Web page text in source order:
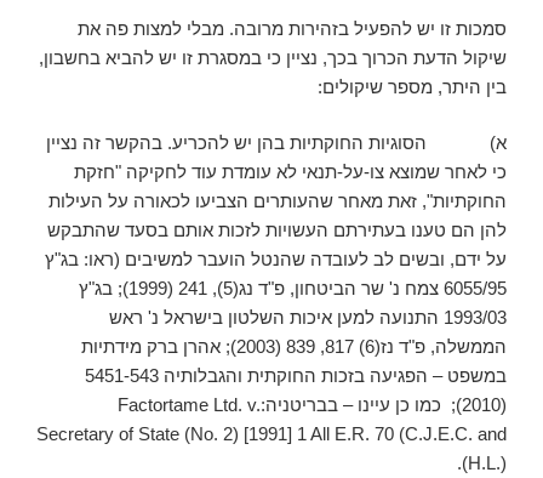
סמכות זו יש להפעיל בזהירות מרובה. מבלי למצות פה את
שיקול הדעת הכרוך בכך, נציין כי במסגרת זו יש להביא בחשבון,
בין היתר, מספר שיקולים:
א) הסוגיות החוקתיות בהן יש להכריע. בהקשר זה נציין
כי לאחר שמוצא צו-על-תנאי לא עומדת עוד לחקיקה "חזקת
החוקתיות", זאת מאחר שהעותרים הצביעו לכאורה על העילות
להן הם טענו בעתירתם העשויות לזכות אותם בסעד שהתבקש
על ידם, ובשים לב לעובדה שהנטל הועבר למשיבים (ראו: בג"ץ
6055/95 צמח נ' שר הביטחון, פ"ד נג(5), 241 (1999); בג"ץ
1993/03 התנועה למען איכות השלטון בישראל נ' ראש
הממשלה, פ"ד נז(6) 817, 839 (2003); אהרן ברק מידתיות
במשפט – הפגיעה בזכות החוקתית והגבלותיה 5451-543
(2010); כמו כן עיינו – בבריטניה:Factortame Ltd. v.
Secretary of State (No. 2) [1991] 1 All E.R. 70 (C.J.E.C. and
H.L.)).